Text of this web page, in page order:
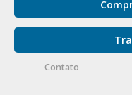
Contato